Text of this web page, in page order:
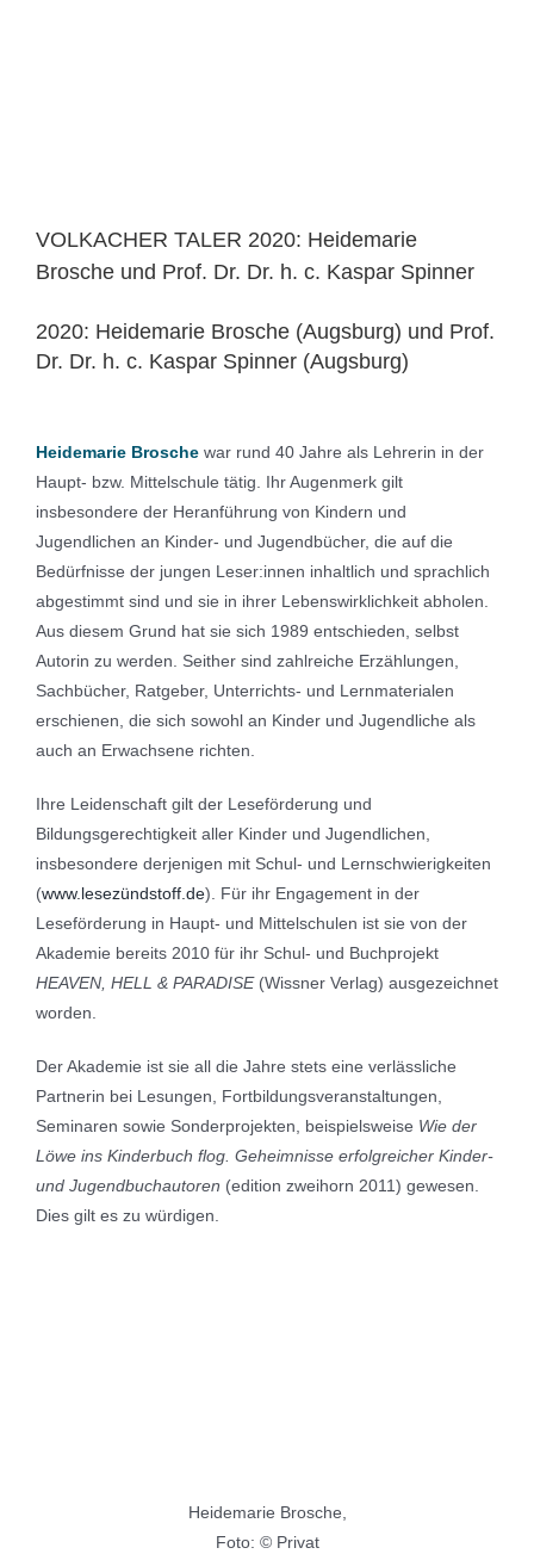
VOLKACHER TALER 2020: Heidemarie
Brosche und Prof. Dr. Dr. h. c. Kaspar Spinner
2020: Heidemarie Brosche (Augsburg) und Prof.
Dr. Dr. h. c. Kaspar Spinner (Augsburg)
Heidemarie Brosche war rund 40 Jahre als Lehrerin in der
Haupt- bzw. Mittelschule tätig. Ihr Augenmerk gilt
insbesondere der Heranführung von Kindern und
Jugendlichen an Kinder- und Jugendbücher, die auf die
Bedürfnisse der jungen Leser:innen inhaltlich und sprachlich
abgestimmt sind und sie in ihrer Lebenswirklichkeit abholen.
Aus diesem Grund hat sie sich 1989 entschieden, selbst
Autorin zu werden. Seither sind zahlreiche Erzählungen,
Sachbücher, Ratgeber, Unterrichts- und Lernmaterialen
erschienen, die sich sowohl an Kinder und Jugendliche als
auch an Erwachsene richten.
Ihre Leidenschaft gilt der Leseförderung und
Bildungsgerechtigkeit aller Kinder und Jugendlichen,
insbesondere derjenigen mit Schul- und Lernschwierigkeiten
(www.lesezündstoff.de). Für ihr Engagement in der
Leseförderung in Haupt- und Mittelschulen ist sie von der
Akademie bereits 2010 für ihr Schul- und Buchprojekt
HEAVEN, HELL & PARADISE(Wissner Verlag) ausgezeichnet
worden.
Der Akademie ist sie all die Jahre stets eine verlässliche
Partnerin bei Lesungen, Fortbildungsveranstaltungen,
Seminaren sowie Sonderprojekten, beispielsweise Wie der
Löwe ins Kinderbuch flog. Geheimnisse erfolgreicher Kinder-
und Jugendbuchautoren (edition zweihorn 2011) gewesen.
Dies gilt es zu würdigen.
Heidemarie Brosche,
Foto: © Privat